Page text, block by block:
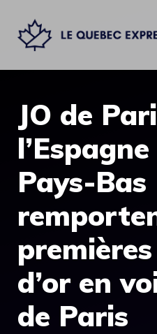
contenu
JO de
Pays-Bas
d’or en
de Paris